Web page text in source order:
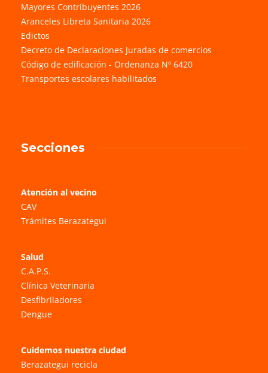
Mayores Contribuyentes 2026
Aranceles Libreta Sanitaria 2026
Edictos
Decreto de Declaraciones Juradas de comercios
Código de edificación - Ordenanza Nº 6420
Transportes escolares habilitados
Secciones
Atención al vecino
CAV
Trámites Berazategui
Salud
C.A.P.S.
Clínica Veterinaria
Desfibriladores
Dengue
Cuidemos nuestra ciudad
Berazategui recicla